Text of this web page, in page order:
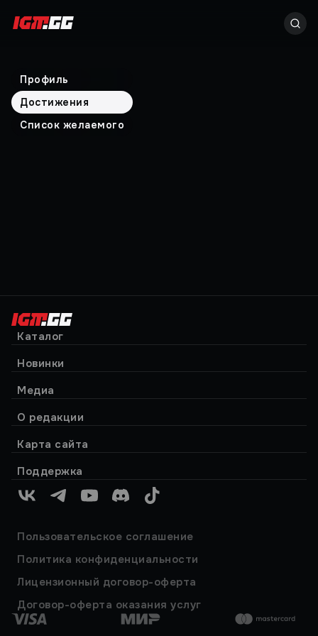
Профиль
Достижения
Список желаемого
Каталог
Новинки
Медиа
О редакции
Карта сайта
Поддержка
VK TelegramYouTubeDiscordTikTok
Пользовательское соглашение
Политика конфиденциальности
Лицензионный договор-оферта
Договор-оферта оказания услуг